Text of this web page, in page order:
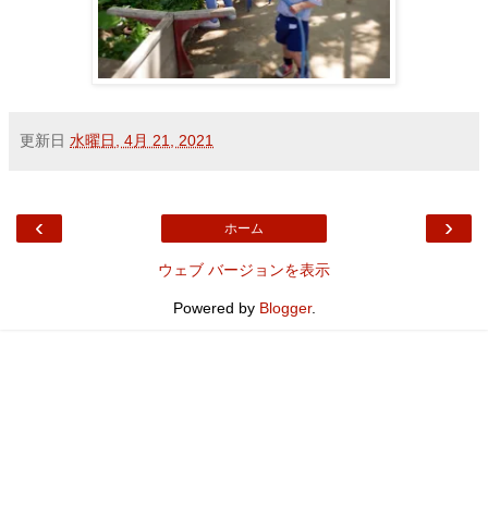
更新日 水曜日, 4月 21, 2021
‹ ›
ホーム
ウェブ バージョンを表示
Powered by Blogger.